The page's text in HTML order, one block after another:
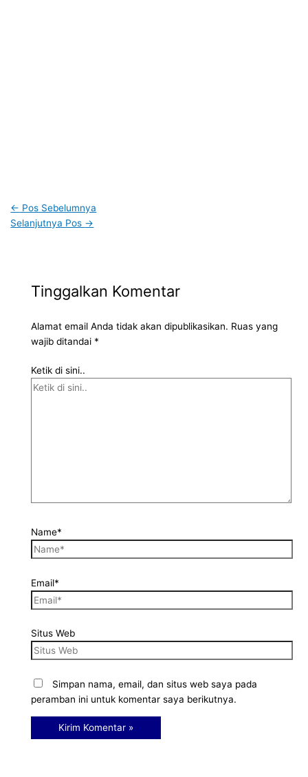
← Pos Sebelumnya
Selanjutnya Pos →
Tinggalkan Komentar
Alamat email Anda tidak akan dipublikasikan. Ruas yang
wajib ditandai *
Ketik di sini..
Name*
Email*
Situs Web
Simpan nama, email, dan situs web saya pada
peramban ini untuk komentar saya berikutnya.